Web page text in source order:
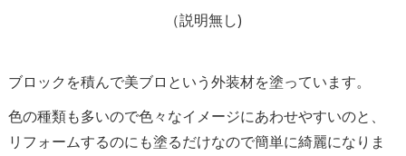
（説明無し)
ブロックを積んで美ブロという外装材を塗っています。
色の種類も多いので色々なイメージにあわせやすいのと、
リフォームするのにも塗るだけなので簡単に綺麗になりま